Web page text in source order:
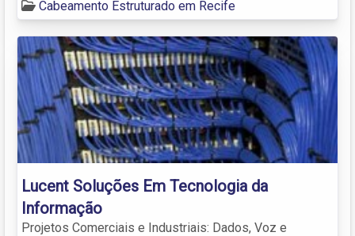
Cabeamento Estruturado em Recife
Lucent Soluções Em Tecnologia da
Informação
Projetos Comerciais e Industriais: Dados, Voz e